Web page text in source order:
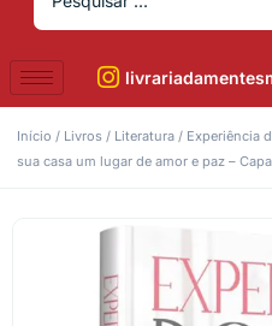
Início / Livros / Literatura / Experiência
sua casa um lugar de amor e paz –